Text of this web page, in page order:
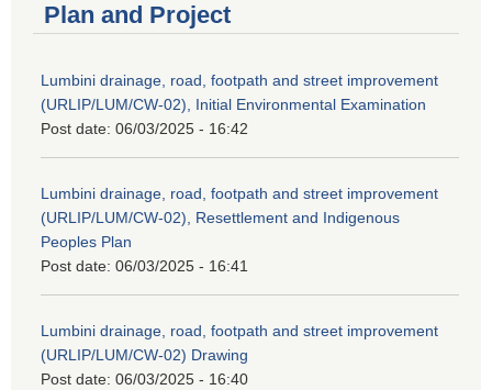
Plan and Project
Lumbini drainage, road, footpath and street improvement
(URLIP/LUM/CW-02), Initial Environmental Examination
Post date: 06/03/2025 - 16:42
Lumbini drainage, road, footpath and street improvement
(URLIP/LUM/CW-02), Resettlement and Indigenous
Peoples Plan
Post date: 06/03/2025 - 16:41
Lumbini drainage, road, footpath and street improvement
(URLIP/LUM/CW-02) Drawing
Post date: 06/03/2025 - 16:40